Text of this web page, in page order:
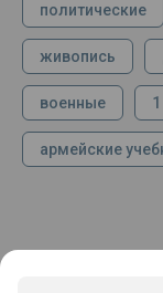
политические
живопись
военные
армейские